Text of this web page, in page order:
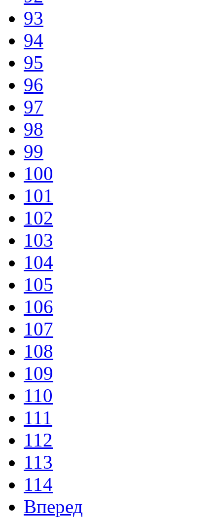
93
94
95
96
97
98
99
100
101
102
103
104
105
106
107
108
109
110
111
112
113
114
Вперед